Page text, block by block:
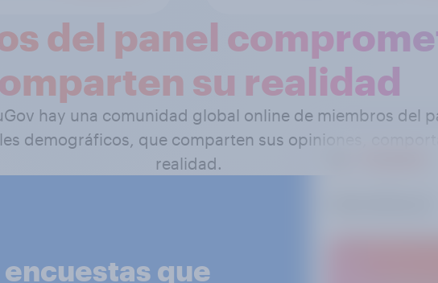
del panel
su realidad
hay una comunidad global online de miembros del
demográficos, que comparten sus opiniones,
realidad.
que